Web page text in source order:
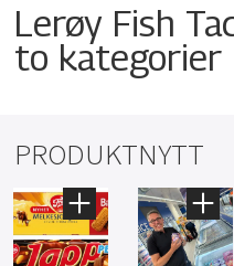
Lerøy Fish
to kategorier
PRODUKTNYTT